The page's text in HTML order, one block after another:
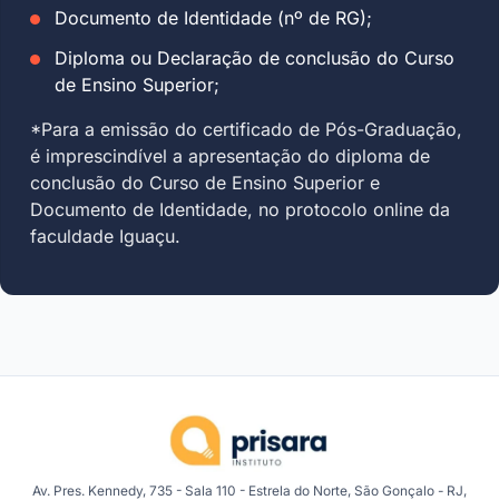
Documento de Identidade (nº de RG);
Diploma ou Declaração de conclusão do Curso
de Ensino Superior;
*Para a emissão do certificado de Pós-Graduação,
é imprescindível a apresentação do diploma de
conclusão do Curso de Ensino Superior e
Documento de Identidade, no protocolo online da
faculdade Iguaçu.
Av. Pres. Kennedy, 735 - Sala 110 - Estrela do Norte, São Gonçalo - RJ,